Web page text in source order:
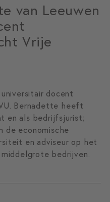
van Leeuwen
Vrije
docent
Bernadette heeft
en als bedrijfsjurist;
de economische
en adviseur op het
bedrijven.